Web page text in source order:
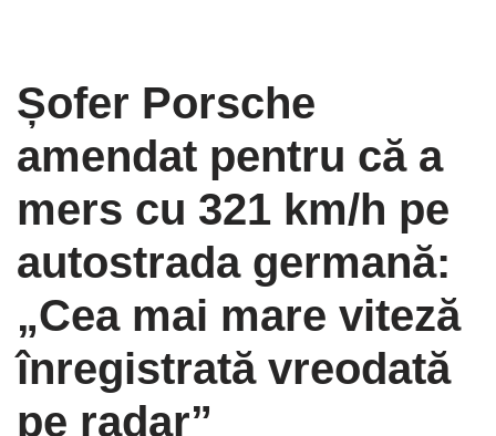
Șofer Porsche
amendat pentru că a
mers cu 321 km/h pe
autostrada germană:
„Cea mai mare viteză
înregistrată vreodată
pe radar”